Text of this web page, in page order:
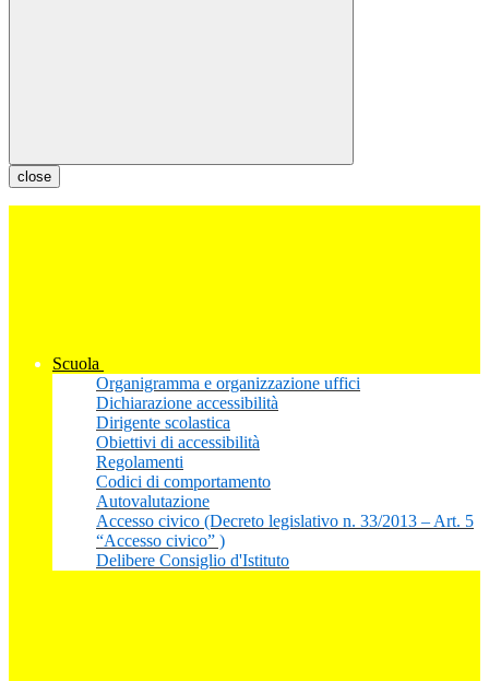
close
Scuola
Organigramma e organizzazione uffici
Dichiarazione accessibilità
Dirigente scolastica
Obiettivi di accessibilità
Regolamenti
Codici di comportamento
Autovalutazione
Accesso civico (Decreto legislativo n. 33/2013 – Art. 5
“Accesso civico” )
Delibere Consiglio d'Istituto